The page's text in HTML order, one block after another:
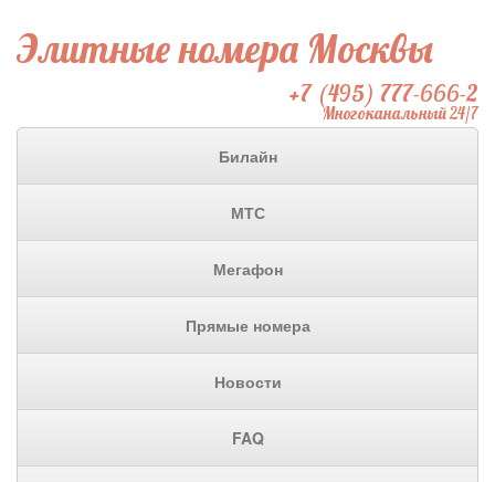
Элитные номера Москвы
+7 (495) 777-666-2
Многоканальный 24/7
Билайн
МТС
Мегафон
Прямые номера
Новости
FAQ